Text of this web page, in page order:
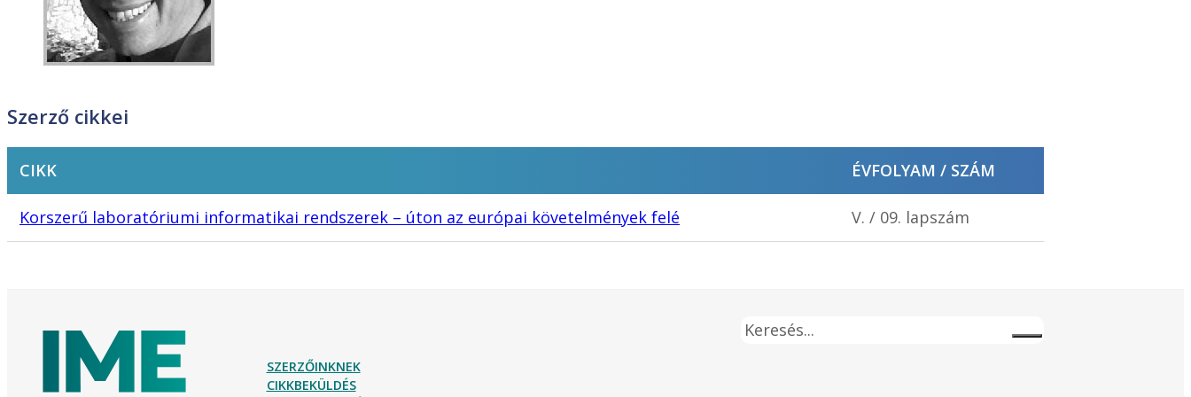
Szerző cikkei
CIKK ÉVFOLYAM / SZÁM
Korszerű laboratóriumi informatikai rendszerek – úton az európai követelmények felé V. / 09. lapszám
Keresés
SZERZŐINKNEK
CIKKBEKÜLDÉS